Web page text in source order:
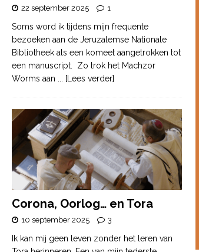
22 september 2025 1
Soms word ik tijdens mijn frequente
bezoeken aan de Jeruzalemse Nationale
Bibliotheek als een komeet aangetrokken tot
een manuscript. Zo trok het Machzor
Worms aan ... [Lees verder]
Corona, Oorlog… en Tora
10 september 2025 3
Ik kan mij geen leven zonder het leren van